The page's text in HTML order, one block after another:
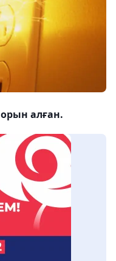
орын алған.